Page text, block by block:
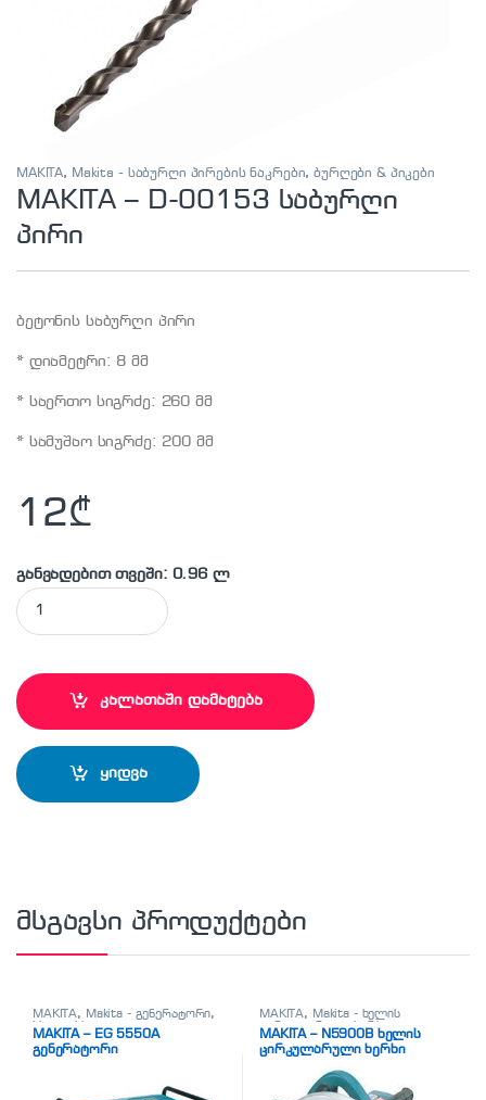
MAKITA, Makita - საბურღი პირების ნაკრები,ბურღები & პიკები
MAKITA – D-00153 საბურღი
პირი
ბეტონის საბურღი პირი
* დიამეტრი: 8 მმ
* საერთო სიგრძე: 260 მმ
* სამუშაო სიგრძე: 200 მმ
12₾
განვადებით თვეში: 0.96 ლ
MAKITA - D-00153 საბურღი პირი quantity
კალათაში დამატება
ყიდვა
მსგავსი პროდუქტები
MAKITA, Makita - გენერატორი,
სხვადასხვა
MAKITA – EG 5550A
გენერატორი
MAKITA, Makita - ხელის
ცირკულარული ხერხი
სხვადასხვა
MAKITA – N5900B ხელის
ცირკულარული ხერხი